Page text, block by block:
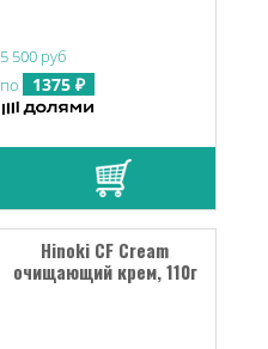
5 500 руб
по
1375 ₽
Hinoki CF Cream
очищающий крем, 110г